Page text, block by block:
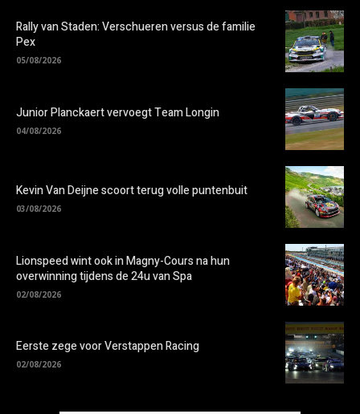
Rally van Staden: Verschueren versus de familie
Pex
05/08/2026
Junior Planckaert vervoegt Team Longin
04/08/2026
Kevin Van Deijne scoort terug volle puntenbuit
03/08/2026
Lionspeed wint ook in Magny-Cours na hun
overwinning tijdens de 24u van Spa
02/08/2026
Eerste zege voor Verstappen Racing
02/08/2026